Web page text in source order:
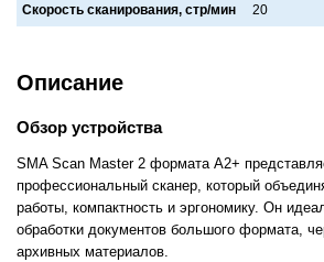
Скорость сканирования, стр/мин 20
Описание
Обзор устройства
SMA Scan Master 2 формата A2+
профессиональный сканер, который
работы, компактность и эргономику. Он
обработки документов большого формата,
архивных материалов.